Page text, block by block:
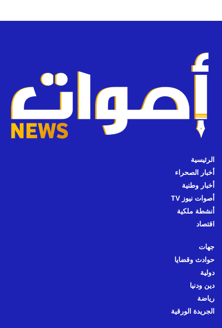
الرئيسية
أخبار الصحراء
أخبار وطنية
أصوات نيوز TV
أنشطة ملكية
اقتصاد
جهات
حوادث وقضايا
دولية
دين ودنيا
رياضة
الجريدة الورقية